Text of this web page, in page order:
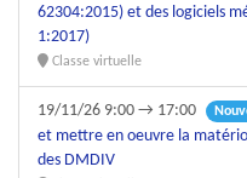
62304:2015) et des logiciels
1:2017)
Classe virtuelle
19/11/26 9:00 → 17:00
et mettre en oeuvre la
des DMDIV